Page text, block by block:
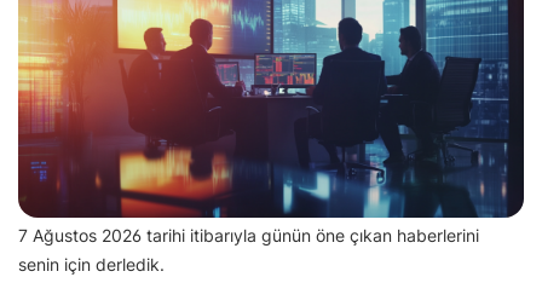
7 Ağustos 2026 tarihi itibarıyla günün öne çıkan haberlerini
senin için derledik.